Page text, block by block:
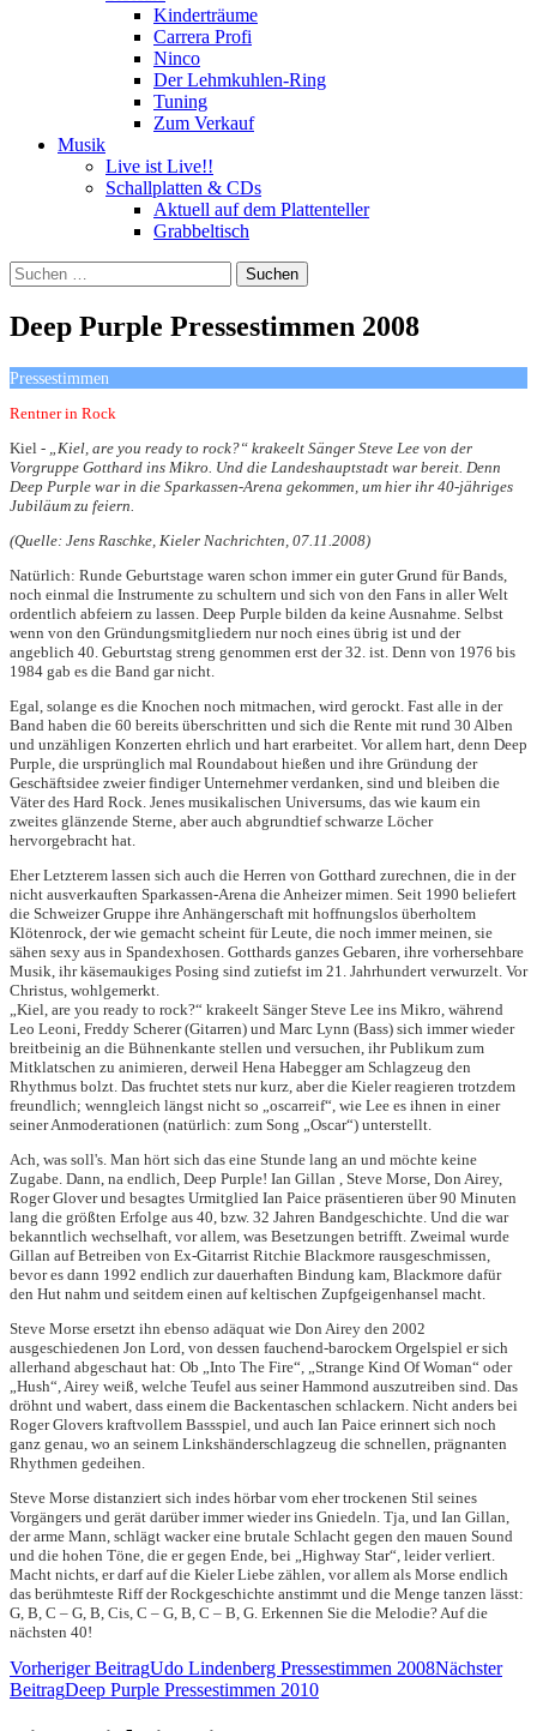
Kinderträume
Carrera Profi
Ninco
Der Lehmkuhlen-Ring
Tuning
Zum Verkauf
Musik
Live ist Live!!
Schallplatten & CDs
Aktuell auf dem Plattenteller
Grabbeltisch
Suchen
nach:
Deep Purple Pressestimmen 2008
Pressestimmen
Rentner in Rock
Kiel -
„Kiel, are you ready to rock?“ krakeelt Sänger Steve Lee von der
Vorgruppe Gotthard ins Mikro. Und die Landeshauptstadt war bereit. Denn
Deep Purple war in die Sparkassen-Arena gekommen, um hier ihr 40-jähriges
Jubiläum zu feiern.
(Quelle: Jens Raschke, Kieler Nachrichten, 07.11.2008)
Natürlich: Runde Geburtstage waren schon immer ein guter Grund für Bands,
noch einmal die Instrumente zu schultern und sich von den Fans in aller Welt
ordentlich abfeiern zu lassen. Deep Purple bilden da keine Ausnahme. Selbst
wenn von den Gründungsmitgliedern nur noch eines übrig ist und der
angeblich 40. Geburtstag streng genommen erst der 32. ist. Denn von 1976 bis
1984 gab es die Band gar nicht.
Egal, solange es die Knochen noch mitmachen, wird gerockt. Fast alle in der
Band haben die 60 bereits überschritten und sich die Rente mit rund 30 Alben
und unzähligen Konzerten ehrlich und hart erarbeitet. Vor allem hart, denn Deep
Purple, die ursprünglich mal Roundabout hießen und ihre Gründung der
Geschäftsidee zweier findiger Unternehmer verdanken, sind und bleiben die
Väter des Hard Rock. Jenes musikalischen Universums, das wie kaum ein
zweites glänzende Sterne, aber auch abgrundtief schwarze Löcher
hervorgebracht hat.
Eher Letzterem lassen sich auch die Herren von Gotthard zurechnen, die in der
nicht ausverkauften Sparkassen-Arena die Anheizer mimen. Seit 1990 beliefert
die Schweizer Gruppe ihre Anhängerschaft mit hoffnungslos überholtem
Klötenrock, der wie gemacht scheint für Leute, die noch immer meinen, sie
sähen sexy aus in Spandexhosen. Gotthards ganzes Gebaren, ihre vorhersehbare
Musik, ihr käsemaukiges Posing sind zutiefst im 21. Jahrhundert verwurzelt. Vor
Christus, wohlgemerkt.
„Kiel, are you ready to rock?“ krakeelt Sänger Steve Lee ins Mikro, während
Leo Leoni, Freddy Scherer (Gitarren) und Marc Lynn (Bass) sich immer wieder
breitbeinig an die Bühnenkante stellen und versuchen, ihr Publikum zum
Mitklatschen zu animieren, derweil Hena Habegger am Schlagzeug den
Rhythmus bolzt. Das fruchtet stets nur kurz, aber die Kieler reagieren trotzdem
freundlich; wenngleich längst nicht so „oscarreif“, wie Lee es ihnen in einer
seiner Anmoderationen (natürlich: zum Song „Oscar“) unterstellt.
Ach, was soll's. Man hört sich das eine Stunde lang an und möchte keine
Zugabe. Dann, na endlich, Deep Purple! Ian Gillan , Steve Morse, Don Airey,
Roger Glover und besagtes Urmitglied Ian Paice präsentieren über 90 Minuten
lang die größten Erfolge aus 40, bzw. 32 Jahren Bandgeschichte. Und die war
bekanntlich wechselhaft, vor allem, was Besetzungen betrifft. Zweimal wurde
Gillan auf Betreiben von Ex-Gitarrist Ritchie Blackmore rausgeschmissen,
bevor es dann 1992 endlich zur dauerhaften Bindung kam, Blackmore dafür
den Hut nahm und seitdem einen auf keltischen Zupfgeigenhansel macht.
Steve Morse ersetzt ihn ebenso adäquat wie Don Airey den 2002
ausgeschiedenen Jon Lord, von dessen fauchend-barockem Orgelspiel er sich
allerhand abgeschaut hat: Ob „Into The Fire“, „Strange Kind Of Woman“ oder
„Hush“, Airey weiß, welche Teufel aus seiner Hammond auszutreiben sind. Das
dröhnt und wabert, dass einem die Backentaschen schlackern. Nicht anders bei
Roger Glovers kraftvollem Bassspiel, und auch Ian Paice erinnert sich noch
ganz genau, wo an seinem Linkshänderschlagzeug die schnellen, prägnanten
Rhythmen gedeihen.
Steve Morse distanziert sich indes hörbar vom eher trockenen Stil seines
Vorgängers und gerät darüber immer wieder ins Gniedeln. Tja, und Ian Gillan,
der arme Mann, schlägt wacker eine brutale Schlacht gegen den mauen Sound
und die hohen Töne, die er gegen Ende, bei „Highway Star“, leider verliert.
Macht nichts, er darf auf die Kieler Liebe zählen, vor allem als Morse endlich
das berühmteste Riff der Rockgeschichte anstimmt und die Menge tanzen lässt:
G, B, C – G, B, Cis, C – G, B, C – B, G. Erkennen Sie die Melodie? Auf die
nächsten 40!
Beitragsnavigation
Vorheriger BeitragUdo Lindenberg Pressestimmen 2008Nächster
BeitragDeep Purple Pressestimmen 2010